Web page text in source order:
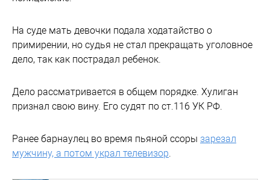
На суде мать девочки подала ходатайство о
примирении, но судья не стал прекращать уголовное
дело, так как пострадал ребенок.
Дело рассматривается в общем порядке. Хулиган
признал свою вину. Его судят по ст.116 УК РФ.
Ранее барнаулец во время пьяной ссоры зарезал
мужчину, а потом украл телевизор